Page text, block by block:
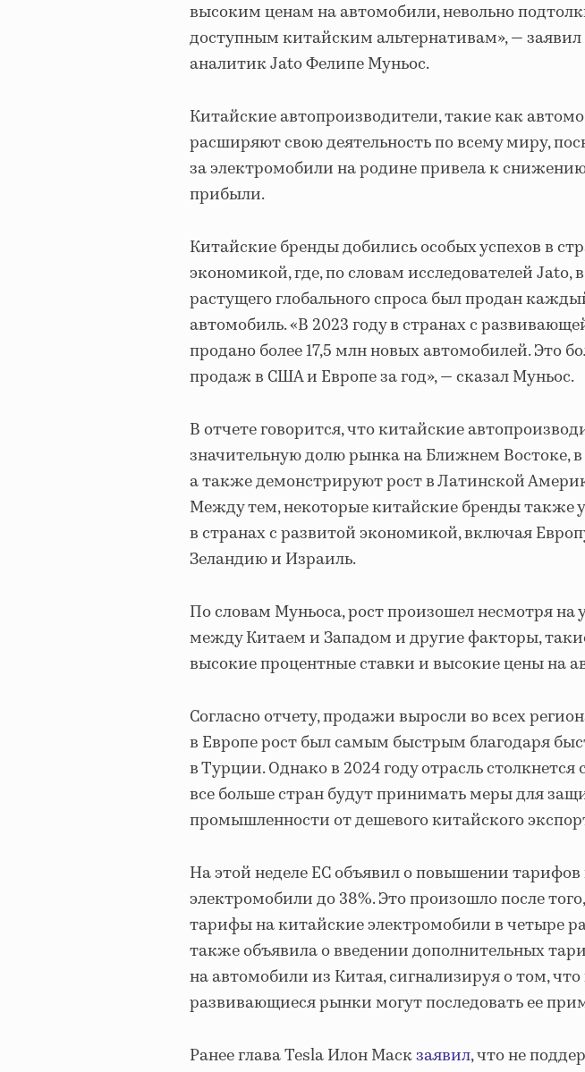
высоким ценам на автомобили, невольно
доступным китайским альтернативам», —
аналитик Jato Фелипе Муньос.
Китайские автопроизводители, такие как
расширяют свою деятельность по всему миру,
за электромобили на родине привела к
прибыли.
Китайские бренды добились особых успехов в
экономикой, где, по словам исследователей Jato,
растущего глобального спроса был продан
автомобиль. «В 2023 году в странах с
продано более 17,5 млн новых автомобилей. Это
продаж в США и Европе за год», — сказал Муньос.
В отчете говорится, что китайские
значительную долю рынка на Ближнем Востоке,
а также демонстрируют рост в Латинской
Между тем, некоторые китайские бренды также
в странах с развитой экономикой, включая
Зеландию и Израиль.
По словам Муньоса, рост произошел несмотря
между Китаем и Западом и другие факторы,
высокие процентные ставки и высокие цены на
Согласно отчету, продажи выросли во всех
в Европе рост был самым быстрым благодаря
в Турции. Однако в 2024 году отрасль
все больше стран будут принимать меры для
промышленности от дешевого китайского
На этой неделе ЕС объявил о повышении
электромобили до 38%. Это произошло после
тарифы на китайские электромобили в четыре
также объявила о введении дополнительных
на автомобили из Китая, сигнализируя о том,
развивающиеся рынки могут последовать ее
Ранее глава Tesla Илон Маскзаявил, что не